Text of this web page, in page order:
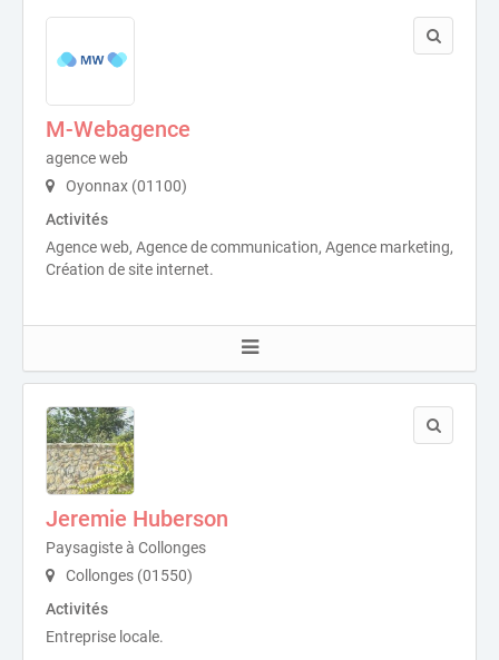
M-Webagence
agence web
Oyonnax (01100)
Activités
Agence web, Agence de communication, Agence marketing,
Création de site internet.
Jeremie Huberson
Paysagiste à Collonges
Collonges (01550)
Activités
Entreprise locale.